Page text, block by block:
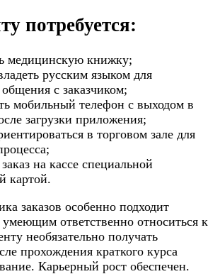
потребуется:
медицинскую книжку;
русским языком для
с заказчиком;
мобильный телефон с выходом в
загрузки приложения;
в торговом зале для
на кассе специальной
картой.
заказов особенно подходит
ответственно относиться к
необязательно получать
прохождения краткого курса
Карьерный рост обеспечен.